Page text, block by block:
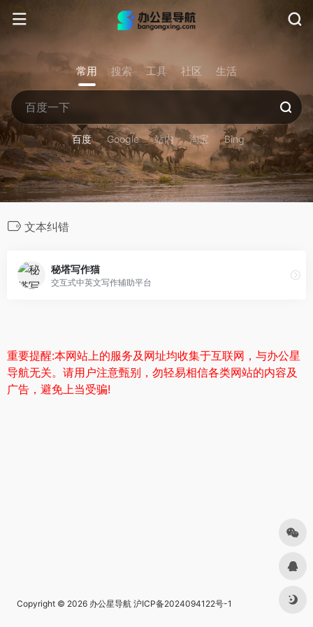
常用 搜索 工具 社区 生活
百度 Google 站内 淘宝 Bing
文本纠错
秘塔写作猫
交互式中英文写作辅助平台
重要提醒:本网站上的服务及网址均收集于互联网，与办公星
导航无关。请用户注意甄别，勿轻易相信各类网站的内容及
广告，避免上当受骗!
Copyright © 2026 办公星导航 沪ICP备2024094122号-1